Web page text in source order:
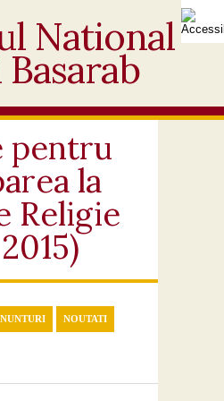
pentru
la
Religie
NOUTATI